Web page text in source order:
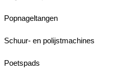
Popnageltangen
Schuur- en polijstmachines
Poetspads